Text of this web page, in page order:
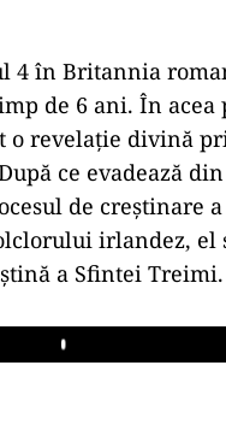
4 în Britannia
de 6 ani. În acea
revelaţie divină
ce evadează
de creştinare
irlandez, el
a Sfintei Treimi.
Play